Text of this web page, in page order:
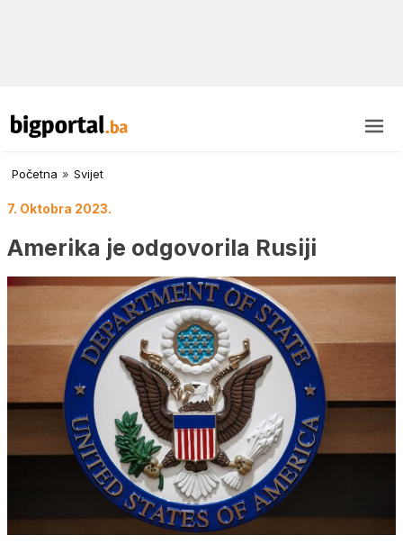
Početna » Svijet
7. Oktobra 2023.
Amerika je odgovorila Rusiji